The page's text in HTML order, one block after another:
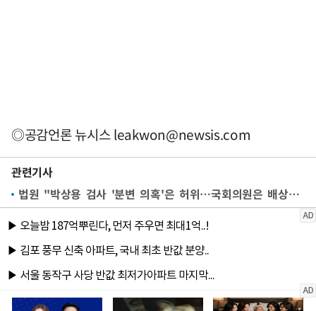
◎공감언론 뉴시스leakwon@newsis.com
관련기사
법원 "박상용 검사 '분변 의혹'은 허위…국회의원은 배상책임 없어"